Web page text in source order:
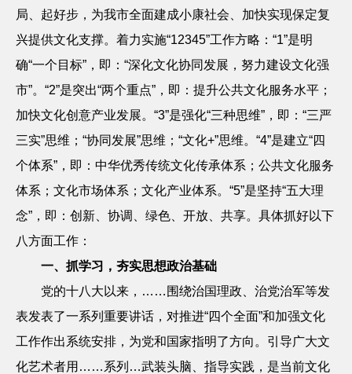
局、起好步，为我市全面建成小康社会、加快实现保定复
兴提供文化支撑。着力实施“12345”工作方略：“1”是明
确“一个目标”，即：“深化文化协同发展，努力建设文化强
市”。“2”是突出“两个重点”，即：提升公共文化服务水平；
加快文化创意产业发展。“3”是强化“三种思维”，即：“三严
三实”思维；“协同发展”思维；“文化+”思维。“4”是建立“四
个体系”，即：中华优秀传统文化传承体系；公共文化服务
体系；文化市场体系；文化产业体系。“5”是坚持“五大理
念”，即：创新、协调、绿色、开放、共享。具体抓好以下
八方面工作：
一、抓学习，夯实思想政治基础
党的十八大以来，……围绕治国理政、治党治军等发
表发表了一系列重要讲话，对推进“四个全面”和加强文化
工作作出系统安排，为党和国家指明了方向。引导广大文
化艺术者用……系列…武装头脑、指导实践，是当前文化